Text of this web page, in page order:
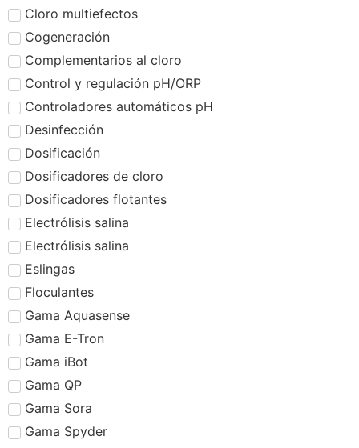
Cloro multiefectos
Cogeneración
Complementarios al cloro
Control y regulación pH/ORP
Controladores automáticos pH
Desinfección
Dosificación
Dosificadores de cloro
Dosificadores flotantes
Electrólisis salina
Electrólisis salina
Eslingas
Floculantes
Gama Aquasense
Gama E-Tron
Gama iBot
Gama QP
Gama Sora
Gama Spyder